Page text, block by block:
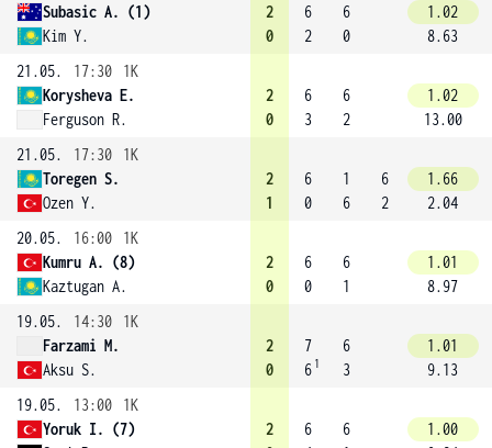
Subasic A. (1)
Kim Y.
2
0
6
2
6
0
1.02
8.63
21.05.
17:30
1K
Korysheva E.
Ferguson R.
2
0
6
3
6
2
1.02
13.00
21.05.
17:30
1K
Toregen S.
Ozen Y.
2
1
6
0
1
6
6
2
1.66
2.04
20.05.
16:00
1K
Kumru A. (8)
Kaztugan A.
2
0
6
0
6
1
1.01
8.97
19.05.
14:30
1K
Farzami M.
Aksu S.
2
0
7
6 1
6
3
1.01
9.13
19.05.
13:00
1K
Yoruk I. (7)
2
6
6
1.00